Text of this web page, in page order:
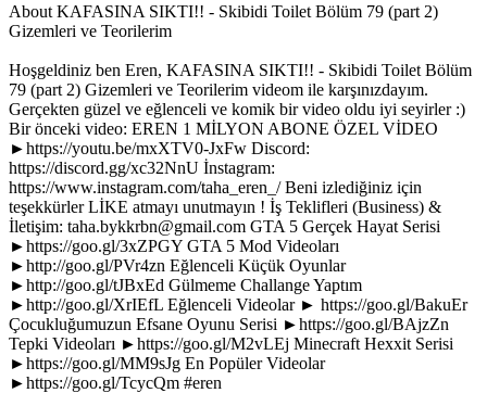
About KAFASINA SIKTI!! - Skibidi Toilet Bölüm 79 (part 2)
Gizemleri ve Teorilerim
Hoşgeldiniz ben Eren, KAFASINA SIKTI!! - Skibidi Toilet Bölüm
79 (part 2) Gizemleri ve Teorilerim videom ile karşınızdayım.
Gerçekten güzel ve eğlenceli ve komik bir video oldu iyi seyirler :)
Bir önceki video: EREN 1 MİLYON ABONE ÖZEL VİDEO
►https://youtu.be/mxXTV0-JxFw Discord:
https://discord.gg/xc32NnU İnstagram:
https://www.instagram.com/taha_eren_/ Beni izlediğiniz için
teşekkürler LİKE atmayı unutmayın ! İş Teklifleri (Business) &
İletişim: taha.bykkrbn@gmail.com GTA 5 Gerçek Hayat Serisi
►https://goo.gl/3xZPGY GTA 5 Mod Videoları
►http://goo.gl/PVr4zn Eğlenceli Küçük Oyunlar
►http://goo.gl/tJBxEd Gülmeme Challange Yaptım
►http://goo.gl/XrIEfL Eğlenceli Videolar ► https://goo.gl/BakuEr
Çocukluğumuzun Efsane Oyunu Serisi ►https://goo.gl/BAjzZn
Tepki Videoları ►https://goo.gl/M2vLEj Minecraft Hexxit Serisi
►https://goo.gl/MM9sJg En Popüler Videolar
►https://goo.gl/TcycQm #eren